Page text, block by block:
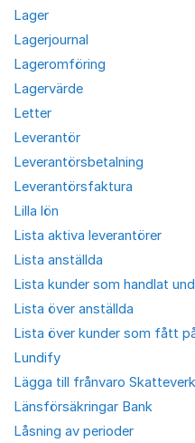
Lager
Lagerjournal
Lageromföring
Lagervärde
Letter
Leverantör
Leverantörsbetalning
Leverantörsfaktura
Lilla lön
Lista aktiva leverantörer
Lista anställda
Lista kunder som handlat
Lista över anställda
Lista över kunder som fått
Lundify
Lägga till frånvaro
Länsförsäkringar Bank
Låsning av perioder